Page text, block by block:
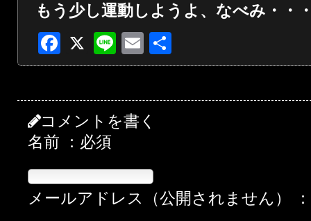
もう少し運動しようよ、なべみ・・
Facebook
X LineEmail
有
コメントを書く
名前 ：必須
メールアドレス（公開されません）